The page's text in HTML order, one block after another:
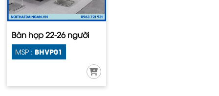
Bàn họp 22-26 người
MSP : BHVP01